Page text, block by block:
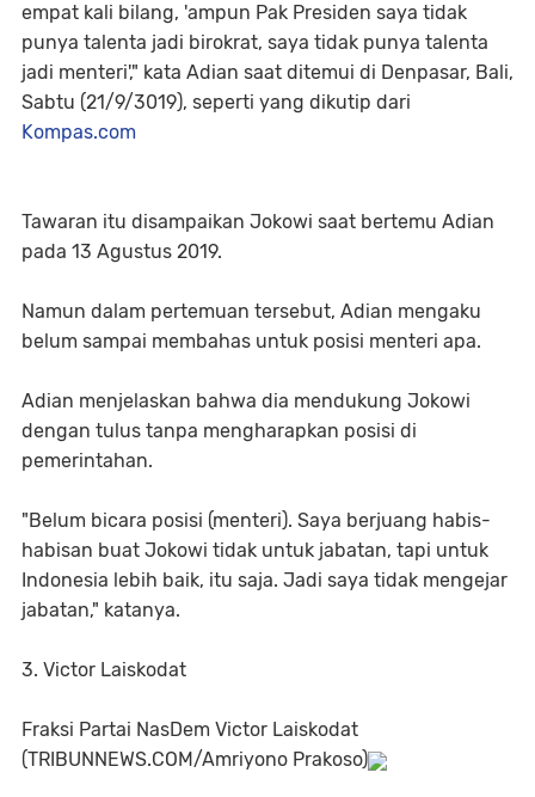
empat kali bilang, 'ampun Pak Presiden saya tidak
punya talenta jadi birokrat, saya tidak punya talenta
jadi menteri'," kata Adian saat ditemui di Denpasar, Bali,
Sabtu (21/9/3019), seperti yang dikutip dari
Kompas.com
Tawaran itu disampaikan Jokowi saat bertemu Adian
pada 13 Agustus 2019.
Namun dalam pertemuan tersebut, Adian mengaku
belum sampai membahas untuk posisi menteri apa.
Adian menjelaskan bahwa dia mendukung Jokowi
dengan tulus tanpa mengharapkan posisi di
pemerintahan.
"Belum bicara posisi (menteri). Saya berjuang habis-
habisan buat Jokowi tidak untuk jabatan, tapi untuk
Indonesia lebih baik, itu saja. Jadi saya tidak mengejar
jabatan," katanya.
3. Victor Laiskodat
Fraksi Partai NasDem Victor Laiskodat
(TRIBUNNEWS.COM/Amriyono Prakoso)